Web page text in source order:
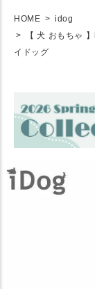
HOME
idog
【 犬 おもちゃ
イドッグ